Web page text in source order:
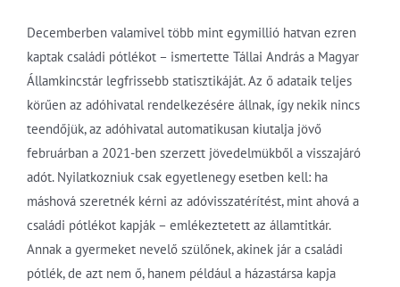
Decemberben valamivel több mint egymillió hatvan ezren
kaptak családi pótlékot – ismertette Tállai András a Magyar
Államkincstár legfrissebb statisztikáját. Az ő adataik teljes
körűen az adóhivatal rendelkezésére állnak, így nekik nincs
teendőjük, az adóhivatal automatikusan kiutalja jövő
februárban a 2021-ben szerzett jövedelmükből a visszajáró
adót. Nyilatkozniuk csak egyetlenegy esetben kell: ha
máshová szeretnék kérni az adóvisszatérítést, mint ahová a
családi pótlékot kapják – emlékeztetett az államtitkár.
Annak a gyermeket nevelő szülőnek, akinek jár a családi
pótlék, de azt nem ő, hanem például a házastársa kapja